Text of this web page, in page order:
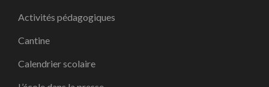
Activités pédagogiques
Cantine
Calendrier scolaire